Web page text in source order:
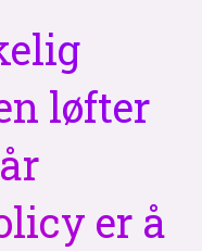
løfter
er å